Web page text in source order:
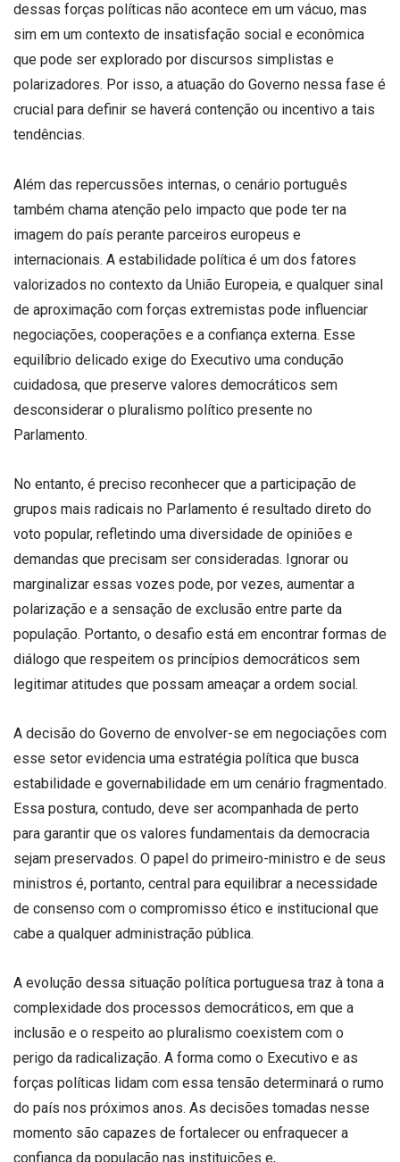
dessas forças políticas não acontece em um vácuo, mas
sim em um contexto de insatisfação social e econômica
que pode ser explorado por discursos simplistas e
polarizadores. Por isso, a atuação do Governo nessa fase é
crucial para definir se haverá contenção ou incentivo a tais
tendências.
Além das repercussões internas, o cenário português
também chama atenção pelo impacto que pode ter na
imagem do país perante parceiros europeus e
internacionais. A estabilidade política é um dos fatores
valorizados no contexto da União Europeia, e qualquer sinal
de aproximação com forças extremistas pode influenciar
negociações, cooperações e a confiança externa. Esse
equilíbrio delicado exige do Executivo uma condução
cuidadosa, que preserve valores democráticos sem
desconsiderar o pluralismo político presente no
Parlamento.
No entanto, é preciso reconhecer que a participação de
grupos mais radicais no Parlamento é resultado direto do
voto popular, refletindo uma diversidade de opiniões e
demandas que precisam ser consideradas. Ignorar ou
marginalizar essas vozes pode, por vezes, aumentar a
polarização e a sensação de exclusão entre parte da
população. Portanto, o desafio está em encontrar formas de
diálogo que respeitem os princípios democráticos sem
legitimar atitudes que possam ameaçar a ordem social.
A decisão do Governo de envolver-se em negociações com
esse setor evidencia uma estratégia política que busca
estabilidade e governabilidade em um cenário fragmentado.
Essa postura, contudo, deve ser acompanhada de perto
para garantir que os valores fundamentais da democracia
sejam preservados. O papel do primeiro-ministro e de seus
ministros é, portanto, central para equilibrar a necessidade
de consenso com o compromisso ético e institucional que
cabe a qualquer administração pública.
A evolução dessa situação política portuguesa traz à tona a
complexidade dos processos democráticos, em que a
inclusão e o respeito ao pluralismo coexistem com o
perigo da radicalização. A forma como o Executivo e as
forças políticas lidam com essa tensão determinará o rumo
do país nos próximos anos. As decisões tomadas nesse
momento são capazes de fortalecer ou enfraquecer a
confiança da população nas instituições e,